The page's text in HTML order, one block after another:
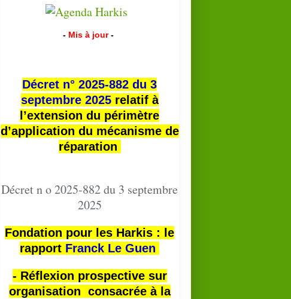
- Mis à jour -
Décret n° 2025-882 du 3
septembre 2025relatif à
l’extension du périmètre
d’application du mécanisme de
réparation
Décret n o 2025-882 du 3 septembre
2025
Fondation pour les Harkis : le
rapport Franck Le Guen
- Réflexion prospective sur
organisation consacrée à la